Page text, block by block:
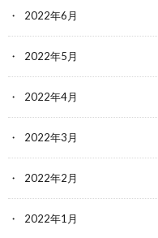
2022年6月
2022年5月
2022年4月
2022年3月
2022年2月
2022年1月